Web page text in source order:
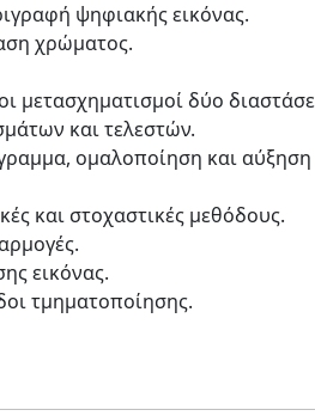
ψηφιακής εικόνας.
χρώματος.
μετασχηματισμοί δύο
και τελεστών.
ομαλοποίηση και
και στοχαστικές μεθόδους.
εικόνας.
τμηματοποίησης.